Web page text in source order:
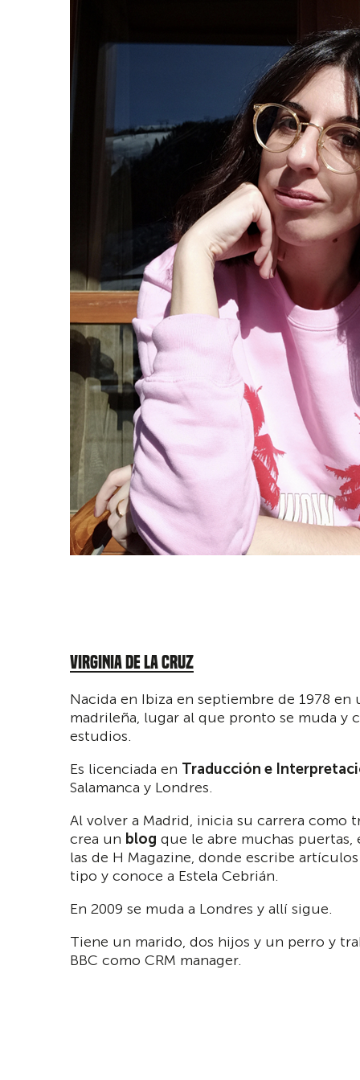
VIRGINIA DE LA CRUZ
Nacida en Ibiza en septiembre de 1978 en
madrileña, lugar al que pronto se muda y
estudios.
Es licenciada en Traducción e
Salamanca y Londres.
Al volver a Madrid, inicia su carrera como
crea un blog que le abre muchas puertas,
las de H Magazine, donde escribe
tipo y conoce a Estela Cebrián.
En 2009 se muda a Londres y allí sigue.
Tiene un marido, dos hijos y un perro y
BBC como CRM manager.